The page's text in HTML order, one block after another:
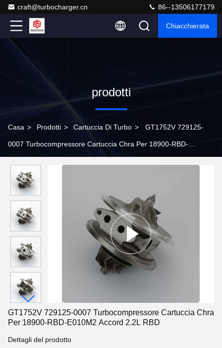
craft@turbocharger.cn 86--13506177179
Chiacchierata
prodotti
Casa > Prodotti > Cartuccia Di Turbo > GT1752V 729125-
0007 Turbocompressore Cartuccia Chra Per 18900-RBD-
GT1752V 729125-0007 Turbocompressore Cartuccia Chra
Per 18900-RBD-E010M2 Accord 2.2L RBD
Dettagli del prodotto